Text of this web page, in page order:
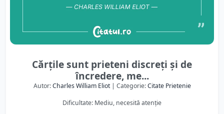
Cărțile sunt prieteni discreți și de
încredere, me...
Autor:Charles William Eliot| Categorie:Citate Prietenie
Dificultate: Mediu, necesită atenție